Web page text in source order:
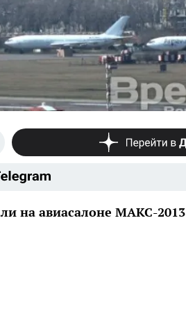
на авиасалоне МАКС-2013